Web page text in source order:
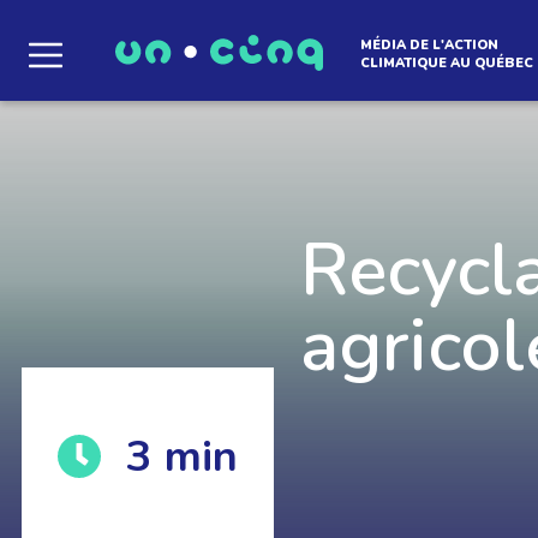
Le média qui
notre infolettre pour découvrir des initiatives
qui créent le mouvement.
MÉDIA DE L'ACTION
CLIMATIQUE AU QUÉBEC
3 min